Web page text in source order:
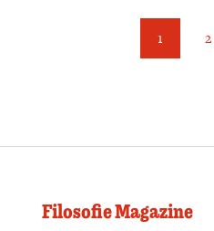
1 2
Filosofie Magazine